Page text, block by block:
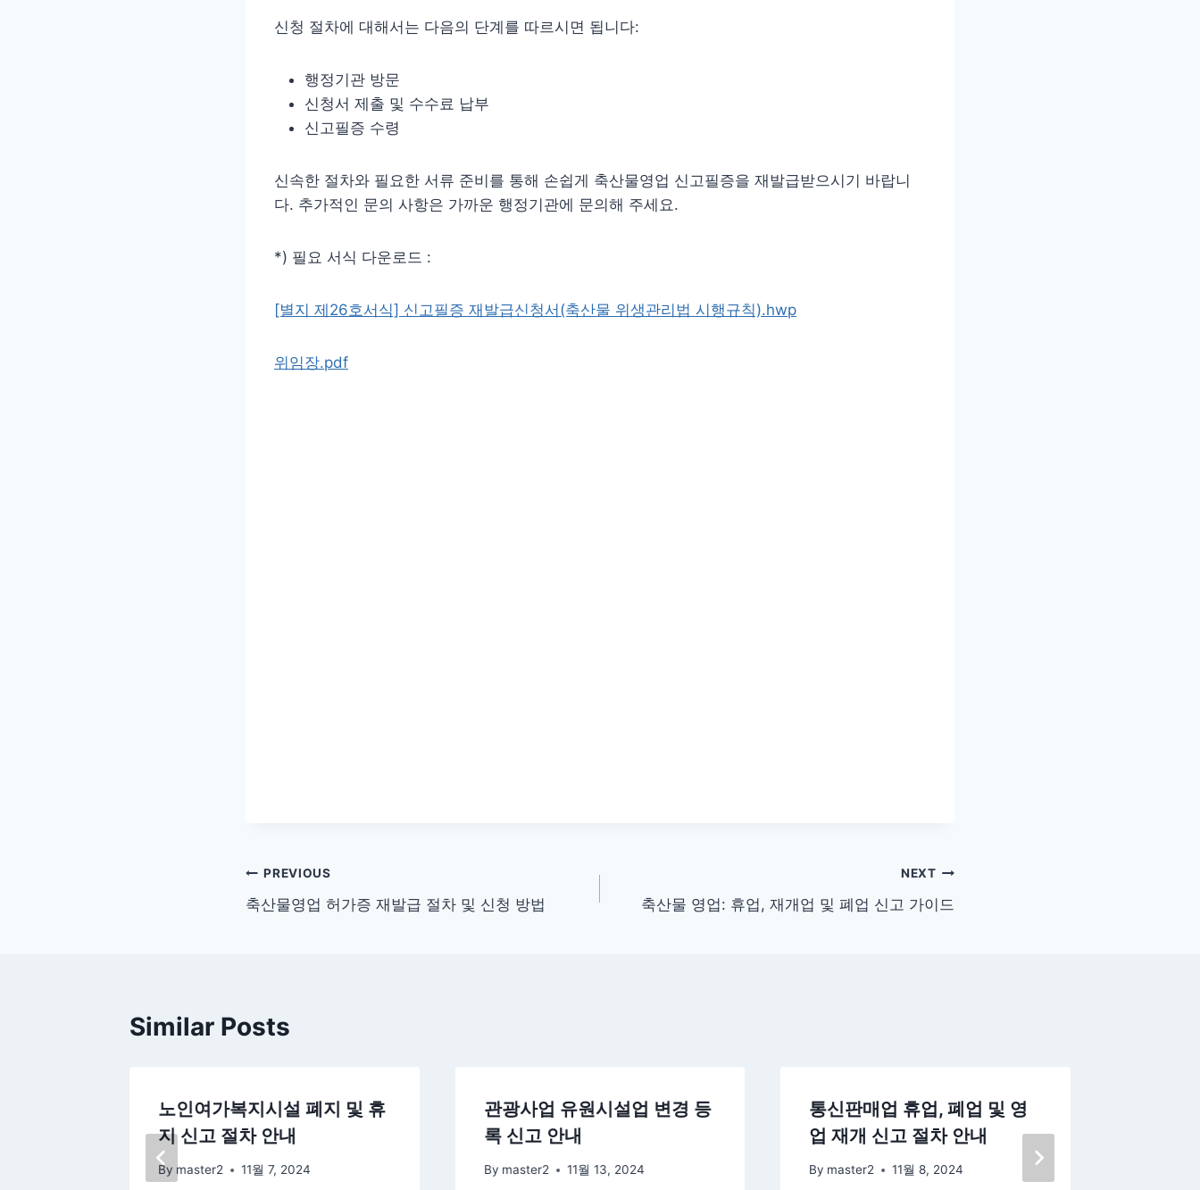
신청 절차에 대해서는 다음의 단계를 따르시면 됩니다:
행정기관 방문
신청서 제출 및 수수료 납부
신고필증 수령
신속한 절차와 필요한 서류 준비를 통해 손쉽게 축산물영업 신고필증을 재발급받으시기 바랍니
다. 추가적인 문의 사항은 가까운 행정기관에 문의해 주세요.
*) 필요 서식 다운로드 :
[별지 제26호서식] 신고필증 재발급신청서(축산물 위생관리법 시행규칙).hwp
위임장.pdf
글
탐
PREVIOUS
축산물영업 허가증 재발급 절차 및 신청 방법
NEXT
축산물 영업: 휴업, 재개업 및 폐업 신고 가이드
Similar Posts
노인여가복지시설 폐지 및 휴
지 신고 절차 안내
By master2 11월 7, 2024
관광사업 유원시설업 변경 등
록 신고 안내
By master2 11월 13, 2024
통신판매업 휴업, 폐업 및 영
업 재개 신고 절차 안내
By master2 11월 8, 2024